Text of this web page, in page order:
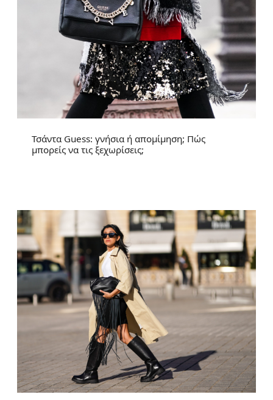
Τσάντα Guess: γνήσια ή απομίμηση; Πώς
μπορείς να τις ξεχωρίσεις;